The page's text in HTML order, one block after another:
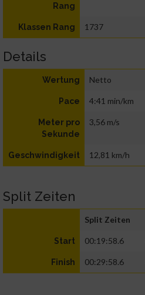
Rang
Klassen Rang 1737
Details
Wertung Netto
Pace 4:41 min/km
Meter pro
Sekunde
3,56 m/s
Geschwindigkeit 12,81 km/h
Split Zeiten
Split Zeiten
Start 00:19:58.6
Finish 00:29:58.6